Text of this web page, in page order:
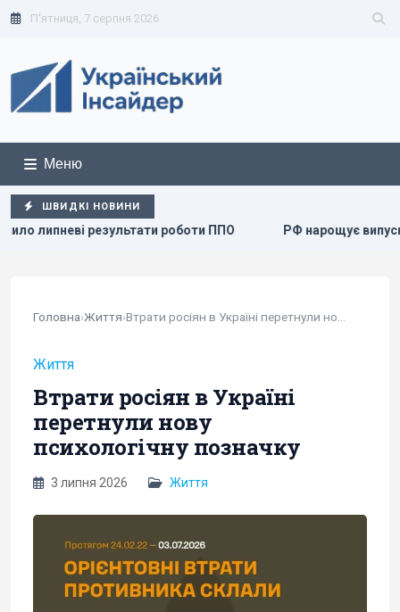
П'ятниця, 7 серпня 2026
Меню
ШВИДКІ НОВИНИ
роботи ППО РФ нарощує випуск "Іскандерів":
Головна›Життя›
Життя
Втрати росіян в Україні
перетнули нову
психологічну позначку
3 липня 2026 Життя